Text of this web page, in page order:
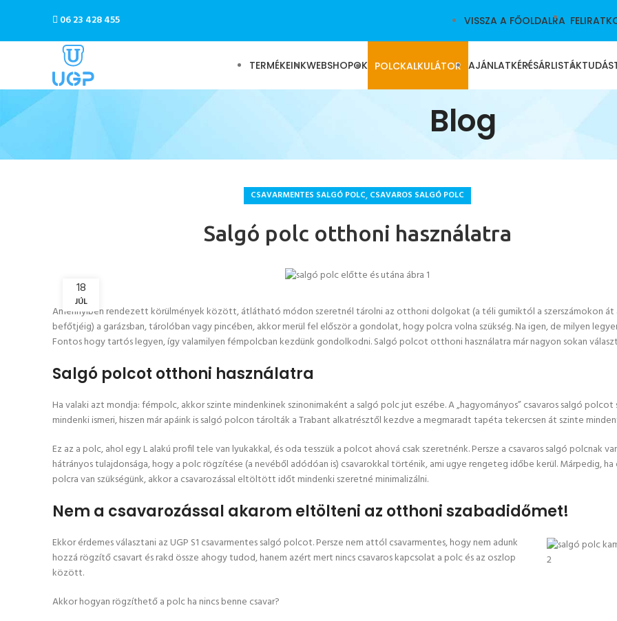
06 23 428 455 VISSZA A FŐOLDALRA
TERMÉKEINKWEBSHOPOK POLCKALKULÁTOR AJÁNLATKÉRÉSÁRLISTÁK
Blog
CSAVARMENTES SALGÓ POLC, CSAVAROS SALGÓ POLC
Salgó polc otthoni használatra
18
JÚL
Amennyiben rendezett körülmények között, átlátható módon szeretnél tárolni az otthoni dolgokat (a téli gumiktól a szerszámokon át
befőtjéig) a garázsban, tárolóban vagy pincében, akkor merül fel először a gondolat, hogy polcra volna szükség. Na igen, de milyen
Fontos hogy tartós legyen, így valamilyen fémpolcban kezdünk gondolkodni. Salgó polcot otthoni használatra már nagyon sokan
Salgó polcot otthoni használatra
Ha valaki azt mondja: fémpolc, akkor szinte mindenkinek szinonimaként a salgó polc jut eszébe. A „hagyományos” csavaros salgó polcot
mindenki ismeri, hiszen már apáink is salgó polcon tárolták a Trabant alkatrésztől kezdve a megmaradt tapéta tekercsen át szinte
Ez az a polc, ahol egy L alakú profil tele van lyukakkal, és oda tesszük a polcot ahová csak szeretnénk. Persze a csavaros salgó polcnak
hátrányos tulajdonsága, hogy a polc rögzítése (a nevéből adódóan is) csavarokkal történik, ami ugye rengeteg időbe kerül. Márpedig,
polcra van szükségünk, akkor a csavarozással eltöltött időt mindenki szeretné minimalizálni.
Nem a csavarozással akarom eltölteni az otthoni szabadidőmet!
Ekkor érdemes választani az UGP S1 csavarmentes salgó polcot. Persze nem attól csavarmentes, hogy nem adunk
hozzá rögzítő csavart és rakd össze ahogy tudod, hanem azért mert nincs csavaros kapcsolat a polc és az oszlop
között.
Akkor hogyan rögzíthető a polc ha nincs benne csavar?